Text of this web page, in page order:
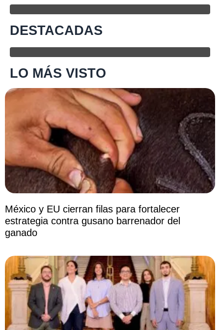
DESTACADAS
LO MÁS VISTO
México y EU cierran filas para fortalecer
estrategia contra gusano barrenador del
ganado